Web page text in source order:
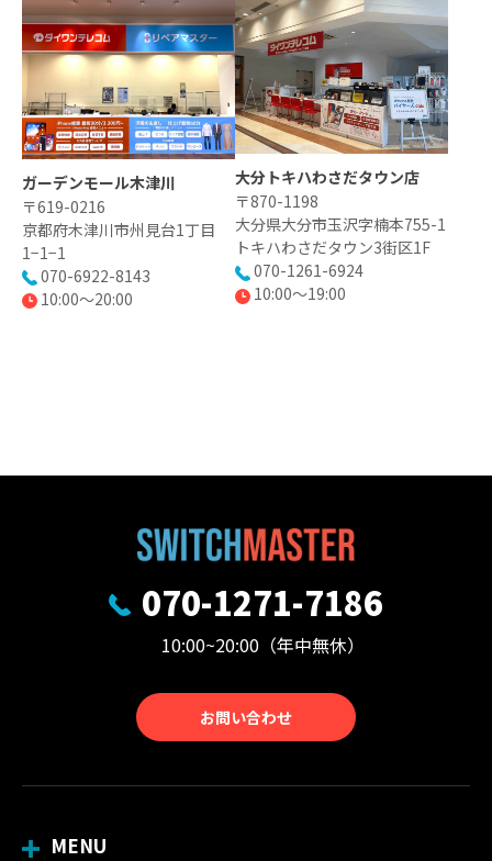
ガーデンモール木津川
〒619-0216
京都府木津川市州見台1丁目
1−1−1
070-6922-8143
10:00〜20:00
大分トキハわさだタウン店
〒870-1198
大分県大分市玉沢字楠本755-1
トキハわさだタウン3街区1F
070-1261-6924
10:00〜19:00
070-1271-7186
10:00~20:00（年中無休）
お問い合わせ
MENU